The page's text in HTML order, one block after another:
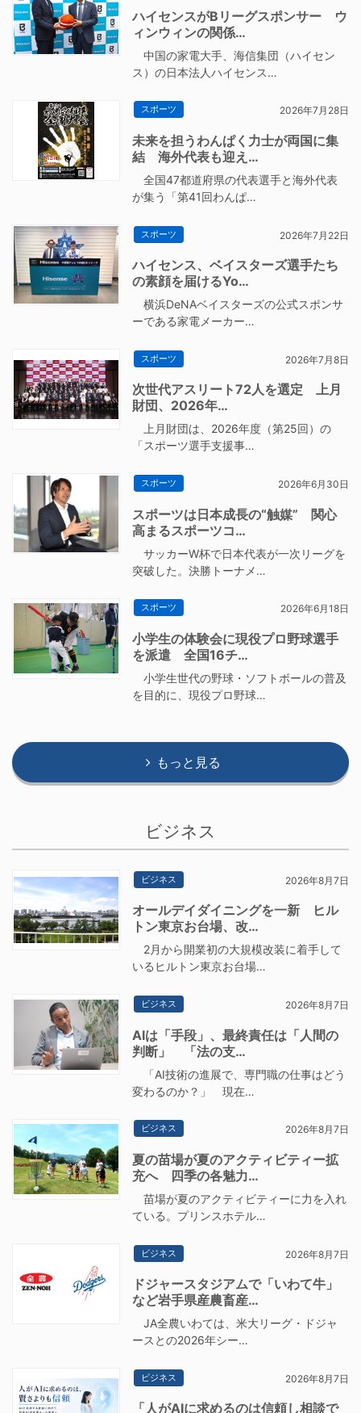
ハイセンスがBリーグスポンサー ウ
ィンウィンの関係…
中国の家電大手、海信集団（ハイセン
ス）の日本法人ハイセンス…
スポーツ 2026年7月28日
未来を担うわんぱく力士が両国に集
結 海外代表も迎え…
全国47都道府県の代表選手と海外代表
が集う「第41回わんぱ…
スポーツ 2026年7月22日
ハイセンス、ベイスターズ選手たち
の素顔を届けるYo…
横浜DeNAベイスターズの公式スポンサ
ーである家電メーカー…
スポーツ 2026年7月8日
次世代アスリート72人を選定 上月
財団、2026年…
上月財団は、2026年度（第25回）の
「スポーツ選手支援事…
スポーツ 2026年6月30日
スポーツは日本成長の“触媒” 関心
高まるスポーツコ…
サッカーW杯で日本代表が一次リーグを
突破した。決勝トーナメ…
スポーツ 2026年6月18日
小学生の体験会に現役プロ野球選手
を派遣 全国16チ…
小学生世代の野球・ソフトボールの普及
を目的に、現役プロ野球…
もっと見る
ビジネス
ビジネス 2026年8月7日
オールデイダイニングを一新 ヒル
トン東京お台場、改…
2月から開業初の大規模改装に着手して
いるヒルトン東京お台場…
ビジネス 2026年8月7日
AIは「手段」、最終責任は「人間の
判断」 「法の支…
「AI技術の進展で、専門職の仕事はどう
変わるのか？」 現在…
ビジネス 2026年8月7日
夏の苗場が夏のアクティビティー拡
充へ 四季の各魅力…
苗場が夏のアクティビティーに力を入れ
ている。プリンスホテル…
ビジネス 2026年8月7日
ドジャースタジアムで「いわて牛」
など岩手県産農畜産…
JA全農いわては、米大リーグ・ドジャ
ースとの2026年シー…
ビジネス 2026年8月7日
「人がAIに求めるのは信頼し相談で